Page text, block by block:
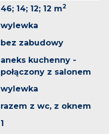
46; 14; 12; 12 m2
wylewka
bez zabudowy
aneks kuchenny -
połączony z salonem
wylewka
razem z wc, z oknem
1